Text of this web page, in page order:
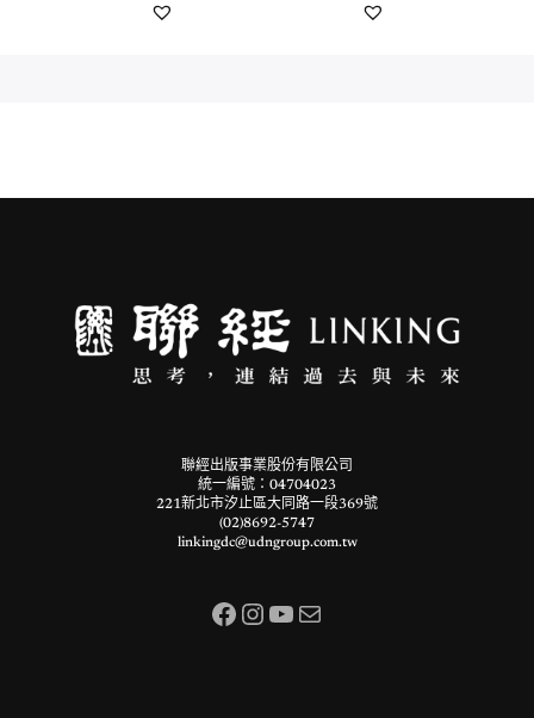
聯經出版事業股份有限公司
統一編號：04704023
221新北市汐止區大同路一段369號
(02)8692-5747
linkingdc@udngroup.com.tw
Facebook InstagramYouTube 電子郵件